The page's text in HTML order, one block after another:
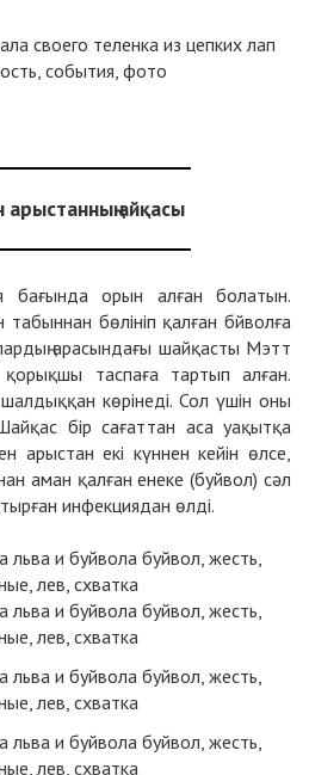
айқасы
орын алған болатын.
табыннан бөлініп қалған бйволға
арасындағы шайқасты Мэтт
таспаға тартып алған.
көрінеді. Сол үшін оны
бір сағаттан аса уақытқа
арыстан екі күннен кейін өлсе,
аман қалған енеке (буйвол) сәл
инфекциядан өлді.